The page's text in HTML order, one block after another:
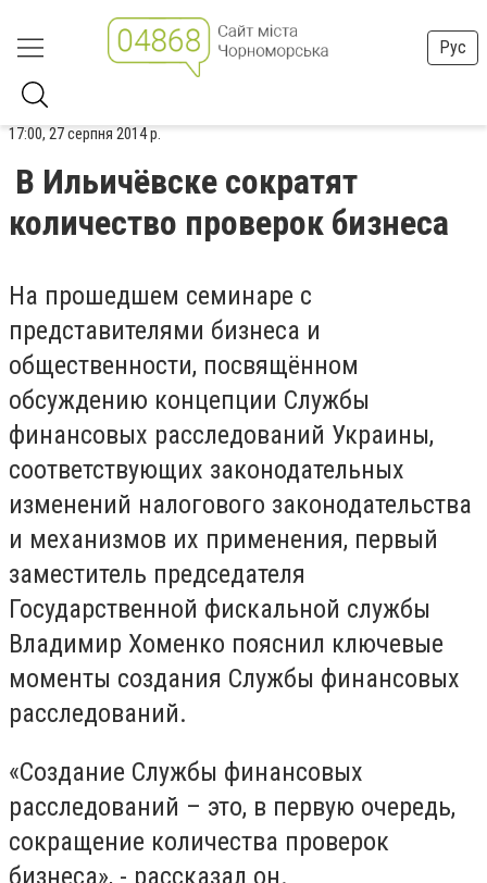
Рус
17:00, 27 серпня 2014 р.
В Ильичёвске сократят
количество проверок бизнеса
На прошедшем семинаре с
представителями бизнеса и
общественности, посвящённом
обсуждению концепции Службы
финансовых расследований Украины,
соответствующих законодательных
изменений налогового законодательства
и механизмов их применения, первый
заместитель председателя
Государственной фискальной службы
Владимир Хоменко пояснил ключевые
моменты создания Службы финансовых
расследований.
«Создание Службы финансовых
расследований – это, в первую очередь,
сокращение количества проверок
бизнеса», - рассказал он.